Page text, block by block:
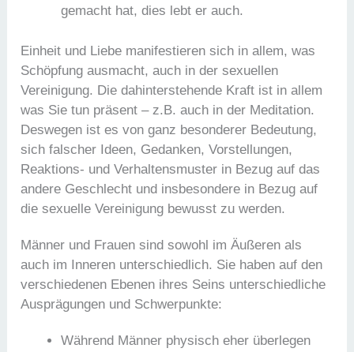
gemacht hat, dies lebt er auch.
Einheit und Liebe manifestieren sich in allem, was
Schöpfung ausmacht, auch in der sexuellen
Vereinigung. Die dahinterstehende Kraft ist in allem
was Sie tun präsent – z.B. auch in der Meditation.
Deswegen ist es von ganz besonderer Bedeutung,
sich falscher Ideen, Gedanken, Vorstellungen,
Reaktions- und Verhaltensmuster in Bezug auf das
andere Geschlecht und insbesondere in Bezug auf
die sexuelle Vereinigung bewusst zu werden.
Männer und Frauen sind sowohl im Äußeren als
auch im Inneren unterschiedlich. Sie haben auf den
verschiedenen Ebenen ihres Seins unterschiedliche
Ausprägungen und Schwerpunkte:
Während Männer physisch eher überlegen